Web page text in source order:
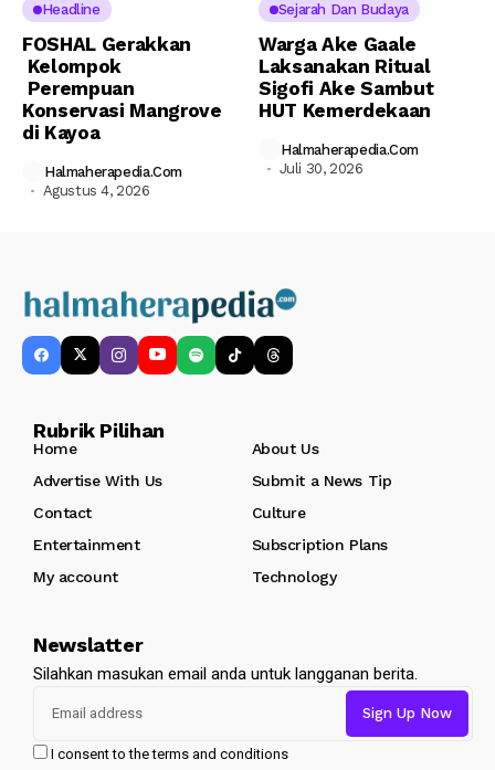
Headline
FOSHAL Gerakkan
Kelompok
Perempuan
Konservasi Mangrove
di Kayoa
Halmaherapedia.com
Agustus 4, 2026
Sejarah Dan Budaya
Warga Ake Gaale
Laksanakan Ritual
Sigofi Ake Sambut
HUT Kemerdekaan
Halmaherapedia.com
Juli 30, 2026
Rubrik Pilihan
Home
About Us
Advertise With Us
Submit a News Tip
Contact
Culture
Entertainment
Subscription Plans
My account
Technology
Newslatter
Silahkan masukan email anda untuk langganan berita.
I consent to the terms and conditions